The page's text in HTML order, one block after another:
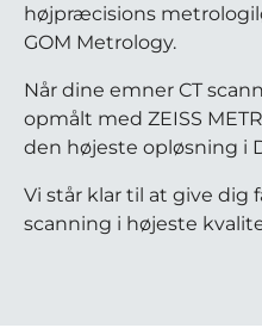
højpræcisions
GOM Metrology.
Når dine emner CT
opmålt med ZEISS
den højeste opløsning i
Vi står klar til at give dig
scanning i højeste